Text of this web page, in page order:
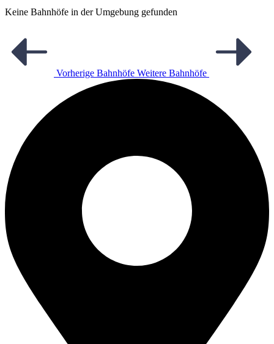
Keine Bahnhöfe in der Umgebung gefunden
Vorherige Bahnhöfe Weitere Bahnhöfe